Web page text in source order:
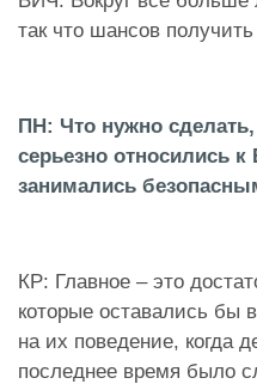
так что шансов
ПН: Что нужно
серьезно относились
занимались
КР: Главное – это
которые оставались бы
на их поведение, когда
последнее время было